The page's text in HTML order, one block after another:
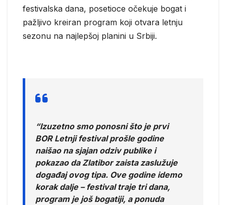
festivalska dana, posetioce očekuje bogat i
pažljivo kreiran program koji otvara letnju
sezonu na najlepšoj planini u Srbiji.
“Izuzetno smo ponosni što je prvi
BOR Letnji festival prošle godine
naišao na sjajan odziv publike i
pokazao da Zlatibor zaista zaslužuje
događaj ovog tipa. Ove godine idemo
korak dalje – festival traje tri dana,
program je još bogatiji, a ponuda